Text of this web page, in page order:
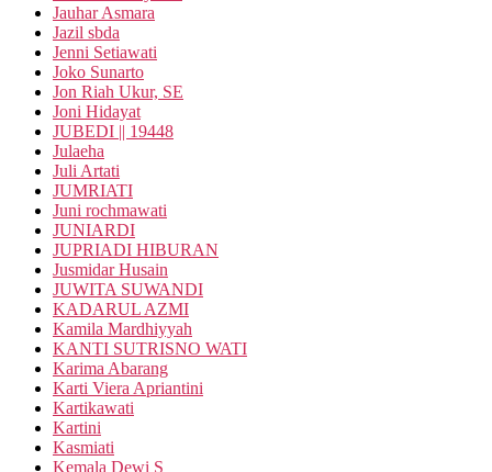
Jauhar Asmara
Jazil sbda
Jenni Setiawati
Joko Sunarto
Jon Riah Ukur, SE
Joni Hidayat
JUBEDI || 19448
Julaeha
Juli Artati
JUMRIATI
Juni rochmawati
JUNIARDI
JUPRIADI HIBURAN
Jusmidar Husain
JUWITA SUWANDI
KADARUL AZMI
Kamila Mardhiyyah
KANTI SUTRISNO WATI
Karima Abarang
Karti Viera Apriantini
Kartikawati
Kartini
Kasmiati
Kemala Dewi S